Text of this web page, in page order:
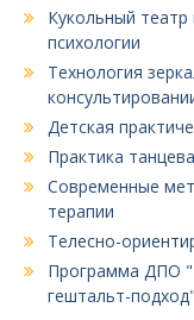
Кукольный театр
психологии
Технология
Детская
Практика
Современные
терапии
Телесно-
Программа ДПО
гештальт-подход"